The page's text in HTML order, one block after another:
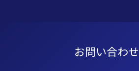
お問い合わせ